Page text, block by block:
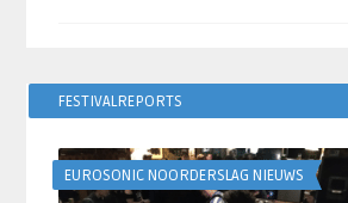
FESTIVALREPORTS
EUROSONIC NOORDERSLAG NIEUWS